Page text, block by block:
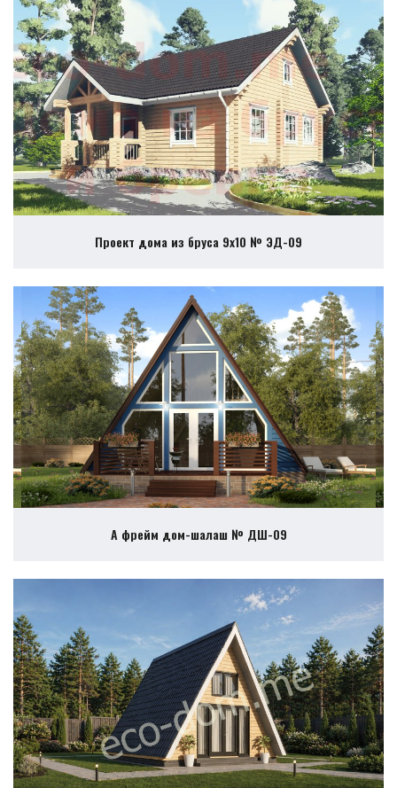
Проект дома из бруса 9х10 № ЭД-09
А фрейм дом-шалаш № ДШ-09